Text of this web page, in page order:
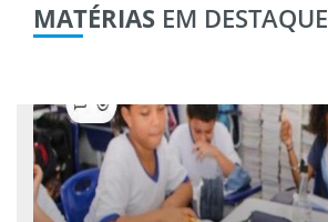
MATÉRIAS EM DESTAQUE